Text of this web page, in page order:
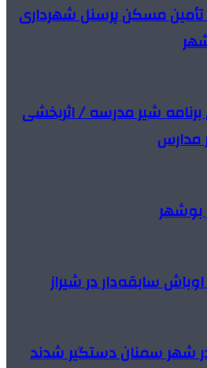
تأمین مسکن پرسنل شهرداری
برنامه شیر مدرسه / اثربخشی
مدارس
بوشهر
سابقه‌دار در شیراز